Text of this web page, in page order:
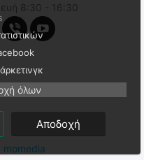
9110101127
Άμεσα διαθέσιμο
Αποστολή σε 1 εως 3
εργάσιμες
22.92
18.48(χωρίς ΦΠΑ)
8:30 - 16:30
momedia
όλων
Αποδοχή